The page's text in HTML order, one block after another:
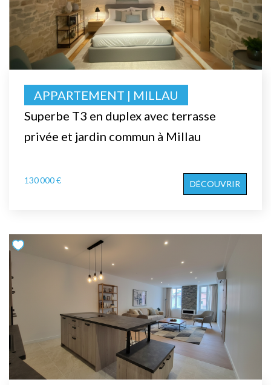
Superbe T3 en duplex avec terrasse
privée et jardin commun à Millau
APPARTEMENT | MILLAU
130 000 € DÉCOUVRIR